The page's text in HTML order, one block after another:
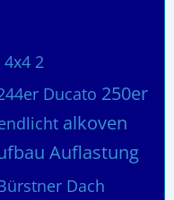
4x4 2
Ducato 250er
alkoven
Auflastung
Dach